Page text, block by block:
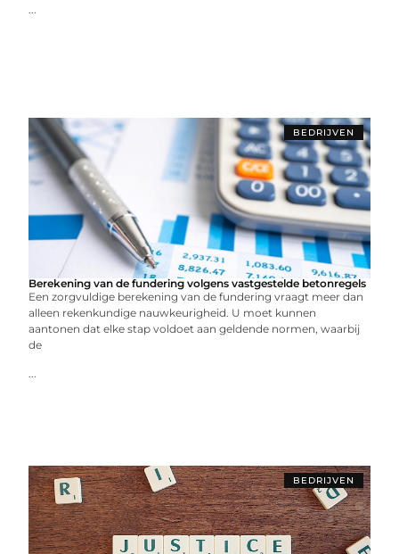
...
BEDRIJVEN
Berekening van de fundering volgens vastgestelde betonregels
Een zorgvuldige berekening van de fundering vraagt meer dan
alleen rekenkundige nauwkeurigheid. U moet kunnen
aantonen dat elke stap voldoet aan geldende normen, waarbij
de
...
BEDRIJVEN